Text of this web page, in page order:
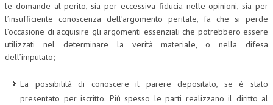
TESI DI LAUREA
MATERIALE DIDATTICO
INVITI E PROMOZIONI
le domande al perito, sia per eccessiva fiducia nelle opinioni, sia per
l’insufficiente conoscenza dell’argomento peritale, fa che si perde
l’occasione di acquisire gli argomenti essenziali che potrebbero essere
utilizzati nel determinare la verità materiale, o nella difesa
dell’imputato;
La possibilità di conoscere il parere depositato, se è stato
presentato per iscritto. Più spesso le parti realizzano il diritto al